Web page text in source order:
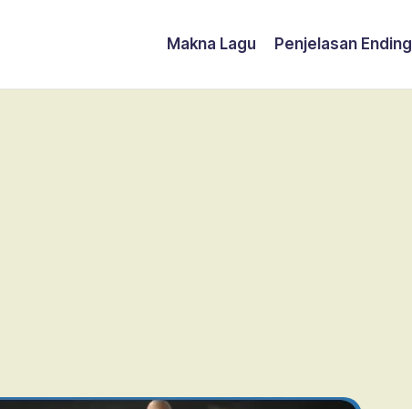
Makna Lagu Penjelasan Ending